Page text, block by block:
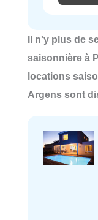
Il n'y plus de
saisonnière à
locations
Argens sont